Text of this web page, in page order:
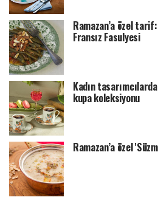
Ramazan’a özel
Fransız Fasulyesi
Kadın
kupa koleksiyonu
Ramazan’a özel